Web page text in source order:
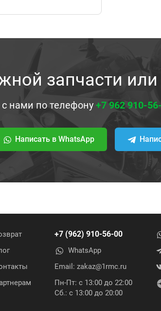
запчасти
нами по телефону +7 962 910-
Написать в WhatsApp
+7 (962) 910-56-00
WhatsApp
Email: zakaz@1rmc.ru
Пн-Пт: с 13:00 до 22:00
Сб.: с 13:00 до 20:00